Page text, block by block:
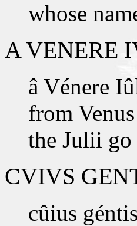
whose
A VENERE
â Vénere
from
the Julii go
CVIVS
cûius